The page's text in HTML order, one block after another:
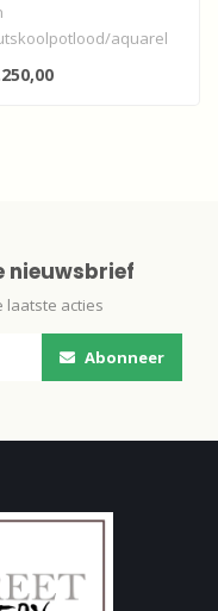
aquarel
deze Engelse
uit North
nieuwsbrief
laatste acties
Abonneer